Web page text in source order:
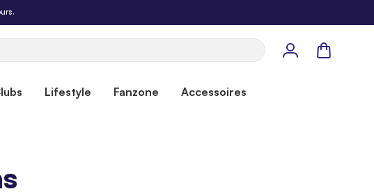
Panier
Lifestyle Fanzone Accessoires